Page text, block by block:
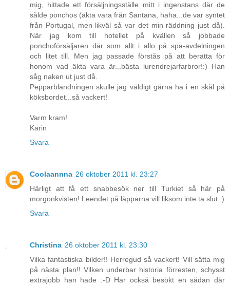
mig, hittade ett försäljningsställe mitt i ingenstans där de
sålde ponchos (äkta vara från Santana, haha...de var syntet
från Portugal, men likväl så var det min räddning just då).
När jag kom till hotellet på kvällen så jobbade
ponchoförsäljaren där som allt i allo på spa-avdelningen
och litet till. Men jag passade förstås på att berätta för
honom vad äkta vara är...bästa lurendrejarfarbror!:) Han
såg naken ut just då.
Pepparblandningen skulle jag väldigt gärna ha i en skål på
köksbordet...så vackert!
Varm kram!
Karin
Svara
Coolaannna 26 oktober 2011 kl. 23:27
Härligt att få ett snabbesök ner till Turkiet så här på
morgonkvisten! Leendet på läpparna vill liksom inte ta slut :)
Svara
Christina 26 oktober 2011 kl. 23:30
Vilka fantastiska bilder!! Herregud så vackert! Vill sätta mig
på nästa plan!! Vilken underbar historia förresten, schysst
extrajobb han hade :-D Har också besökt en sådan där